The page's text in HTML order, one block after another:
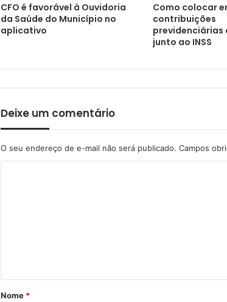
Procon Municipal leva orientação e
CFO é favorável à Ouvidoria
da Saúde do Município no
aplicativo
Como colocar
contribuições
previdenciárias
junto ao INSS
Deixe um comentário
O seu endereço de e-mail não será publicado. Campos
Nome *